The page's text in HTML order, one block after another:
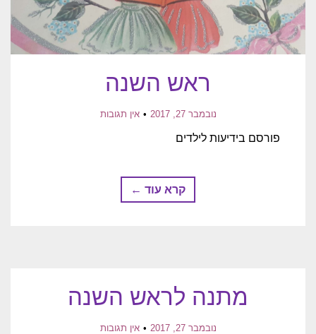
ראש השנה
נובמבר 27, 2017 אין תגובות
פורסם בידיעות לילדים
קרא עוד ←
מתנה לראש השנה
נובמבר 27, 2017 אין תגובות